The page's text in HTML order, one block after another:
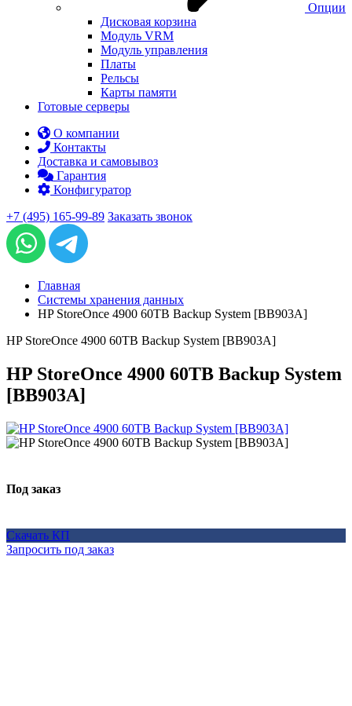
Опции
Дисковая корзина
Модуль VRM
Модуль управления
Платы
Рельсы
Карты памяти
Готовые серверы
О компании
Контакты
Доставка и самовывоз
Гарантия
Конфигуратор
+7 (495) 165-99-89 Заказать звонок
Главная
Системы хранения данных
HP StoreOnce 4900 60TB Backup System [BB903A]
HP StoreOnce 4900 60TB Backup System [BB903A]
HP StoreOnce 4900 60TB Backup System
[BB903A]
Под заказ
Скачать КП
Запросить под заказ